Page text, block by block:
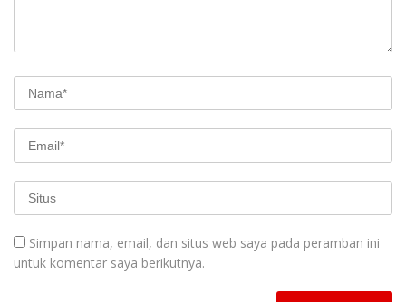
Simpan nama, email, dan situs web saya pada peramban ini
untuk komentar saya berikutnya.